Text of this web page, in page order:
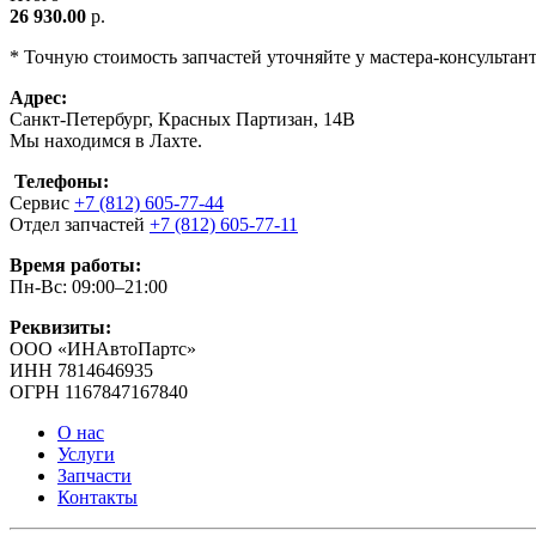
26 930.00 р.
* Точную стоимость запчастей уточняйте у мастера-
Адрес:
Санкт-Петербург, Красных Партизан, 14В
Мы находимся в Лахте.
Телефоны:
Сервис +7 (812) 605-77-44
Отдел запчастей +7 (812) 605-77-11
Время работы:
Пн-Вс: 09:00–21:00
Реквизиты:
ООО «ИНАвтоПартс»
ИНН 7814646935
ОГРН 1167847167840
О нас
Услуги
Запчасти
Контакты